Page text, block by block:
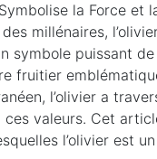
la Force et
millénaires,
symbole puissant
fruitier
l’olivier a
ces valeurs. Cet
l’olivier est